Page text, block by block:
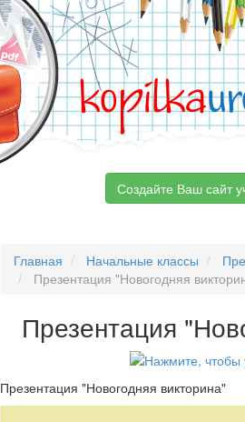
kopilka
Создайте Ваш сайт
Главная Начальные классы
Презентация "Новогодняя
Презентация
Презентация "Новогодняя викторина"